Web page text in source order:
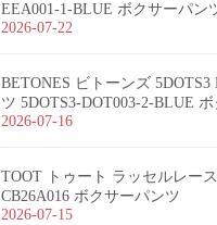
EEA001-1-BLUE ボクサーパン
2026-07-22
BETONES ビトーンズ
ツ 5DOTS3-DOT003-2-BLUE
2026-07-16
TOOT トゥート ラッセルレー
CB26A016 ボクサーパンツ
2026-07-15